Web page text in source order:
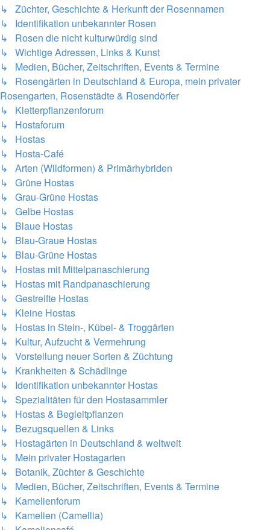
↳ Züchter, Geschichte & Herkunft der Rosennamen
↳ Identifikation unbekannter Rosen
↳ Rosen die nicht kulturwürdig sind
↳ Wichtige Adressen, Links & Kunst
↳ Medien, Bücher, Zeitschriften, Events & Termine
↳ Rosengärten in Deutschland & Europa, mein privater
Rosengarten, Rosenstädte & Rosendörfer
↳ Kletterpflanzenforum
↳ Hostaforum
↳ Hostas
↳ Hosta-Café
↳ Arten (Wildformen) & Primärhybriden
↳ Grüne Hostas
↳ Grau-Grüne Hostas
↳ Gelbe Hostas
↳ Blaue Hostas
↳ Blau-Graue Hostas
↳ Blau-Grüne Hostas
↳ Hostas mit Mittelpanaschierung
↳ Hostas mit Randpanaschierung
↳ Gestreifte Hostas
↳ Kleine Hostas
↳ Hostas in Stein-, Kübel- & Troggärten
↳ Kultur, Aufzucht & Vermehrung
↳ Vorstellung neuer Sorten & Züchtung
↳ Krankheiten & Schädlinge
↳ Identifikation unbekannter Hostas
↳ Spezialitäten für den Hostasammler
↳ Hostas & Begleitpflanzen
↳ Bezugsquellen & Links
↳ Hostagärten in Deutschland & weltweit
↳ Mein privater Hostagarten
↳ Botanik, Züchter & Geschichte
↳ Medien, Bücher, Zeitschriften, Events & Termine
↳ Kamelienforum
↳ Kamelien (Camellia)